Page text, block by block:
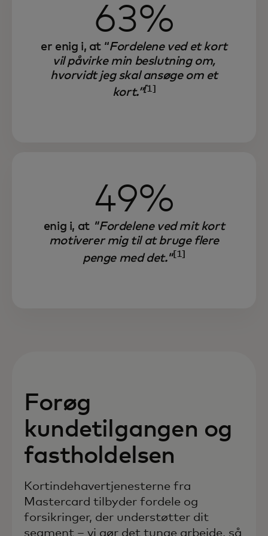
63%
er enig i, at “Fordelene ved et kort
vil påvirke min beslutning om,
hvorvidt jeg skal ansøge om et
kort.”[1]
49%
enig i, at"Fordelene ved mit kort
motiverer mig til at bruge flere
penge med det."[1]
Forøg
kundetilgangen og
fastholdelsen
Kortindehavertjenesterne fra
Mastercard tilbyder fordele og
forsikringer, der understøtter dit
segment – vi gør det tunge arbejde, så